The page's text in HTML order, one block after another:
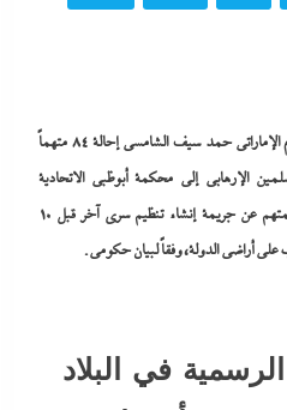
ردود فعل واسعة النطاق، أعلن النائب العام الإماراتي حمد سيف الشامسي إحالة 84 متهماً
الإرهابي إلى محكمة أبوظبي الاتحادية
الاستئنافية (محكمة أمن الدولة) لمحاكمتهم عن جريمة إنشاء تنظيم سري آخر قبل 10
أراضي الدولة، وفقاً لبيان حكومي.
في البلاد